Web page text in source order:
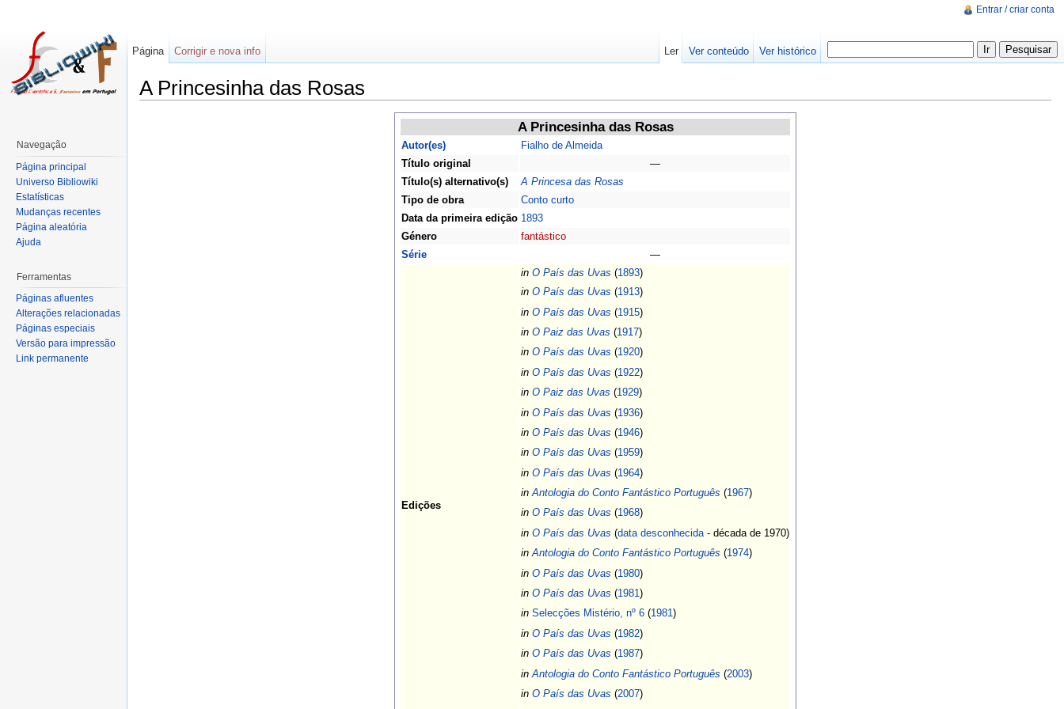
A Princesinha das Rosas
A Princesinha das Rosas
Autor(es)
Fialho de Almeida
Título original
—
Título(s) alternativo(s)
A Princesa das Rosas
Tipo de obra
Conto curto
Data da primeira edição 1893
Género
fantástico
Série
—
Edições
in O País das Uvas (1893)
in O País das Uvas (1913)
in O País das Uvas (1915)
in O Paiz das Uvas (1917)
in O País das Uvas (1920)
in O País das Uvas (1922)
in O Paiz das Uvas (1929)
in O País das Uvas (1936)
in O País das Uvas (1946)
in O País das Uvas (1959)
in O País das Uvas (1964)
in Antologia do Conto Fantástico Português (1967)
in O País das Uvas (1968)
in O País das Uvas (data desconhecida - década de 1970)
in Antologia do Conto Fantástico Português (1974)
in O País das Uvas (1980)
in O País das Uvas (1981)
in Selecções Mistério, nº 6 (1981)
in O País das Uvas (1982)
in O País das Uvas (1987)
in Antologia do Conto Fantástico Português (2003)
in O País das Uvas (2007)
Entrar / criar conta
Página Corrigir e nova info Ler Ver conteúdo Ver histórico
Navegação
Página principal
Universo Bibliowiki
Estatísticas
Mudanças recentes
Página aleatória
Ajuda
Ferramentas
Páginas afluentes
Alterações relacionadas
Páginas especiais
Versão para impressão
Link permanente